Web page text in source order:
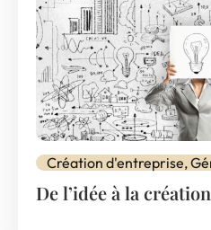
Création d'entreprise,
De l’idée à la